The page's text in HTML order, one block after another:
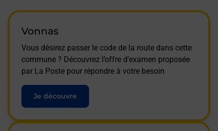
Vonnas
Vous désirez passer le code de la route dans cette
commune ? Découvrez l’offre d’examen proposée
par La Poste pour répondre à votre besoin
Je découvre